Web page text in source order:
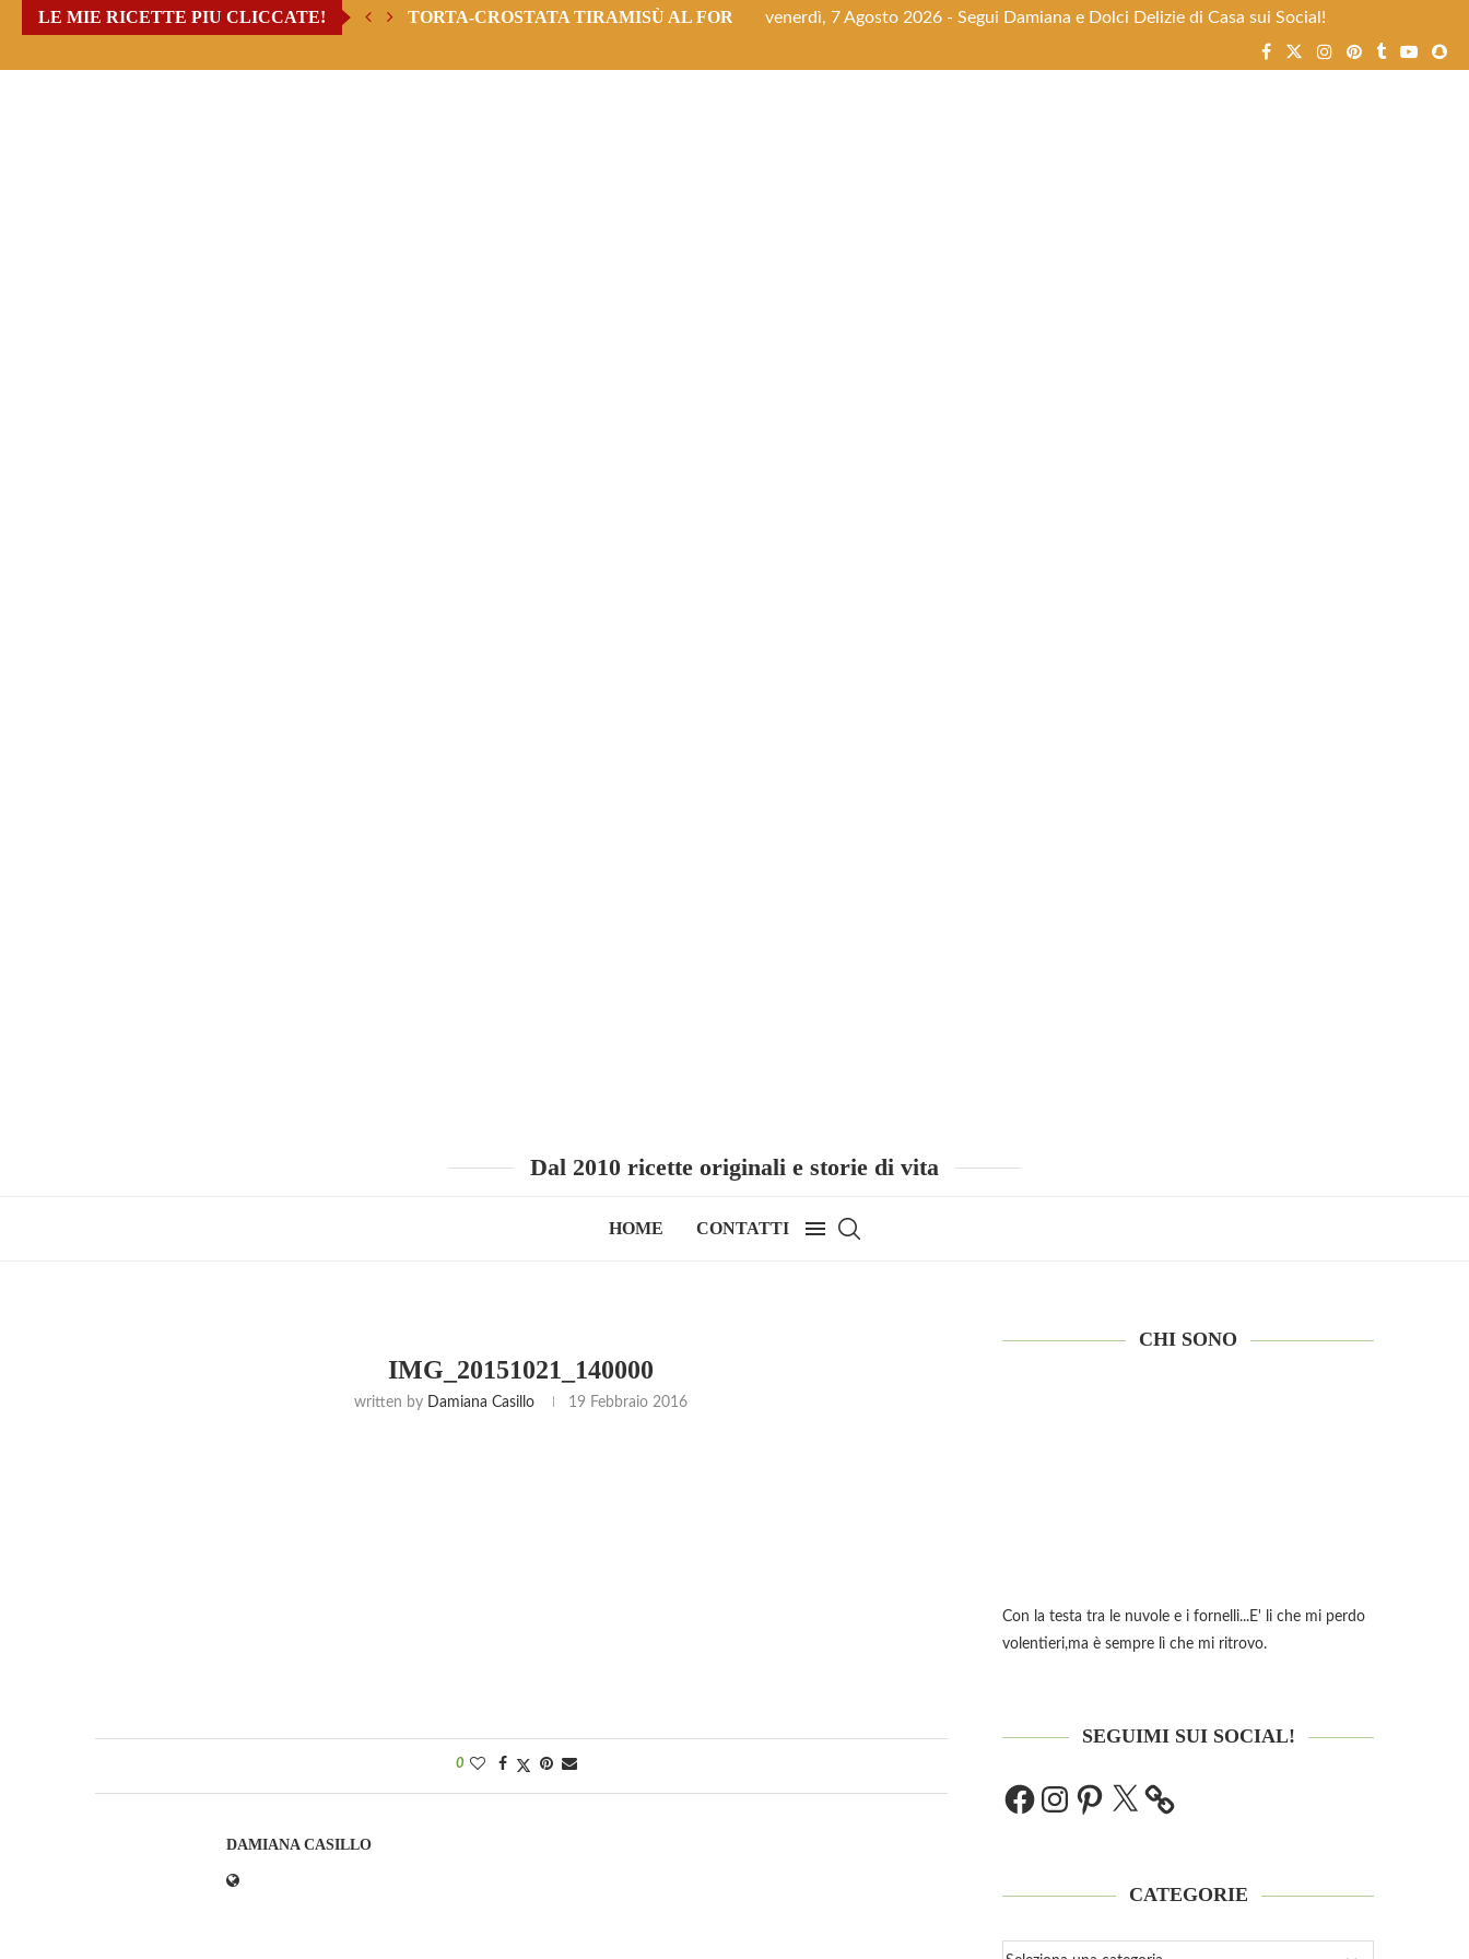
LE MIE RICETTE PIU CLICCATE! TORTA-CROSTATA TIRAMISÙ AL FORNO venerdì, 7 Agosto 2026 - Segui Damiana e Dolci Delizie di Casa sui Social!
Dal 2010 ricette originali e storie di vita
HOME CONTATTI
IMG_20151021_140000
written by Damiana Casillo 19 Febbraio 2016
0
DAMIANA CASILLO
CHI SONO
Con la testa tra le nuvole e i fornelli...E' li che mi perdo
volentieri,ma è sempre lì che mi ritrovo.
SEGUIMI SUI SOCIAL!
CATEGORIE